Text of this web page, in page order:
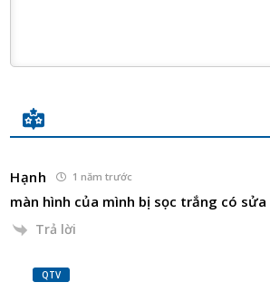
Hạnh 1 năm trước
màn hình của mình bị sọc trắng có
Trả lời
QTV